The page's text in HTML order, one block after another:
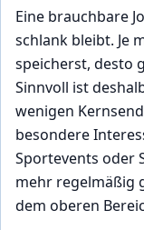
Eine brauchbare
schlank bleibt. Je
speicherst, desto
Sinnvoll ist
wenigen
besondere
Sportevents oder
mehr regelmäßig
dem oberen